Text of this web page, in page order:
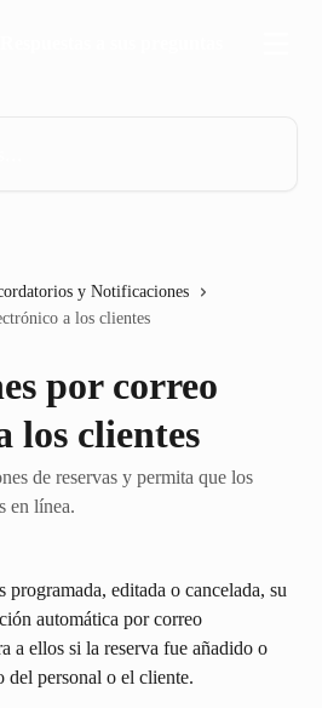
y Notificaciones
a los clientes
por correo
los clientes
de reservas y permita que los
en línea.
programada, editada o cancelada, su
automática por correo
a ellos si la reserva fue añadido o
del personal o el cliente.